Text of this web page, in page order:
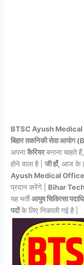
BTSC Ayush
बिहार तकनिकी सेवा आयोग
अपनाकैरियरबनाना चाहते
होने वाला है |जी हाँ, आज के
Ayush Medical
प्रदान करेंगे | Bihar
यह भर्तीआयुष चिकित्सा
पदोंके लिए निकाली गई है |